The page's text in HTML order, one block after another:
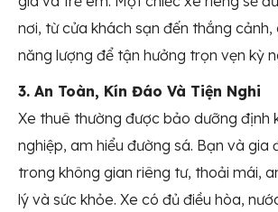
nơi, từ cửa khách sạn đến thắng cảnh,
năng lượng để tận hưởng trọn vẹn kỳ
3. An Toàn, Kín Đáo Và Tiện Nghi
Xe thuê thường được bảo dưỡng định
nghiệp, am hiểu đường sá. Bạn và gia
trong không gian riêng tư, thoải mái,
lý và sức khỏe. Xe có đủ điều hòa,